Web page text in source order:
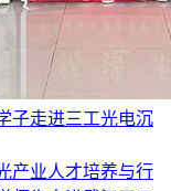
子走进三工光电沉
产业人才培养与行